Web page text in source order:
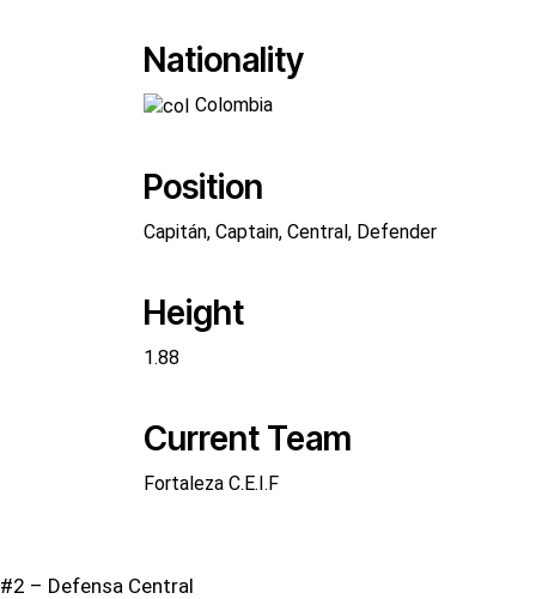
Nationality
Colombia
Position
Capitán, Captain, Central, Defender
Height
1.88
Current Team
Fortaleza C.E.I.F
#2 – Defensa Central